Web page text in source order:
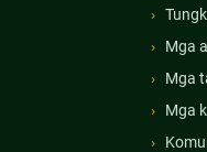
Mga
Mga
Mga